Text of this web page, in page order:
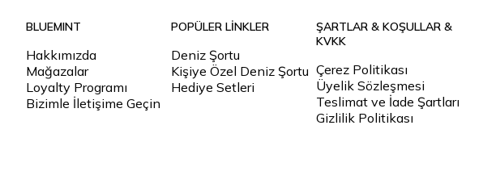
BLUEMINT
Hakkımızda
Mağazalar
Loyalty Programı
Bizimle İletişime Geçin
POPÜLER LİNKLER
Deniz Şortu
Kişiye Özel Deniz Şortu
Hediye Setleri
ŞARTLAR & KOŞULLAR &
KVKK
Çerez Politikası
Üyelik Sözleşmesi
Teslimat ve İade Şartları
Gizlilik Politikası